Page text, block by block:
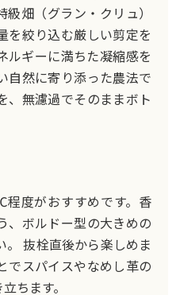
畑（グラン・クリュ）
を絞り込む厳しい剪定を
ルギーに満ちた凝縮感を
自然に寄り添った農法で
、無濾過でそのままボト
度がおすすめです。香
、ボルドー型の大きめの
。 抜栓直後から楽しめま
でスパイスやなめし革の
ちます。